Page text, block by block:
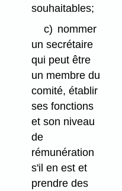
souhaitables;
c) nommer
un secrétaire
qui peut être
un membre du
comité, établir
ses fonctions
et son niveau
de
rémunération
s'il en est et
prendre des